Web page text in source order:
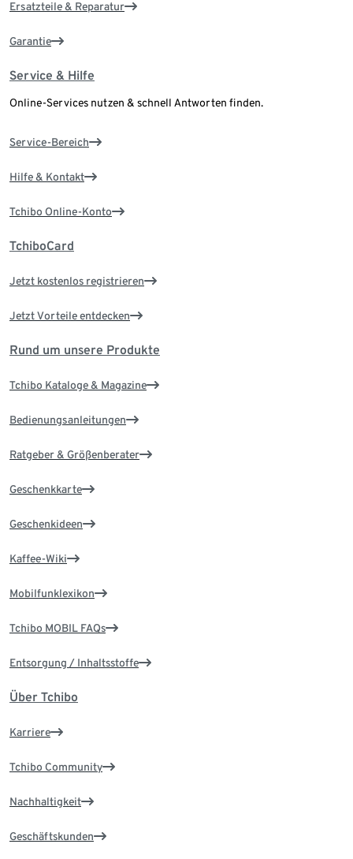
Ersatzteile & Reparatur
Garantie
Service & Hilfe
Online-Services nutzen & schnell Antworten finden.
Service-Bereich
Hilfe & Kontakt
Tchibo Online-Konto
TchiboCard
Jetzt kostenlos registrieren
Jetzt Vorteile entdecken
Rund um unsere Produkte
Tchibo Kataloge & Magazine
Bedienungsanleitungen
Ratgeber & Größenberater
Geschenkkarte
Geschenkideen
Kaffee-Wiki
Mobilfunklexikon
Tchibo MOBIL FAQs
Entsorgung / Inhaltsstoffe
Über Tchibo
Karriere
Tchibo Community
Nachhaltigkeit
Geschäftskunden